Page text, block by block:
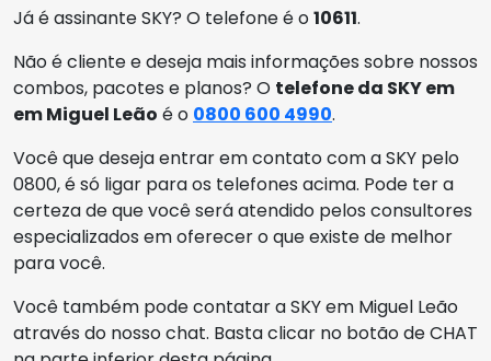
Já é assinante SKY? O telefone é o10611.
Não é cliente e deseja mais informações sobre nossos
combos, pacotes e planos? O telefone da SKY em
em Miguel Leão é o 0800 600 4990.
Você que deseja entrar em contato com a SKY pelo
0800, é só ligar para os telefones acima. Pode ter a
certeza de que você será atendido pelos consultores
especializados em oferecer o que existe de melhor
para você.
Você também pode contatar a SKY em Miguel Leão
através do nosso chat. Basta clicar no botão de CHAT